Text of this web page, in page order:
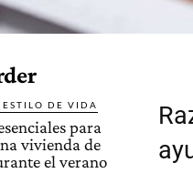
DE VIDA
para
vivienda de
el verano